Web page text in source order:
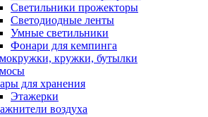
Светильники прожекторы
Светодиодные ленты
Умные светильники
Фонари для кемпинга
кружки, бутылки
для хранения
Этажерки
воздуха